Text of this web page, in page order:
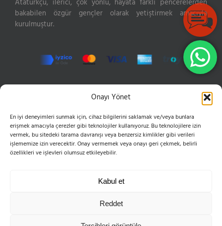
Onayı Yönet
En iyi deneyimleri sunmak için, cihaz bilgilerini saklamak ve/veya bunlara
erişmek amacıyla çerezler gibi teknolojiler kullanıyoruz. Bu teknolojilere izin
vermek, bu sitedeki tarama davranışı veya benzersiz kimlikler gibi verileri
işlememize izin verecektir. Onay vermemek veya onayı geri çekmek, belirli
özellikleri ve işlevleri olumsuz etkileyebilir.
Kabul et
Reddet
Atatürkçü, ilerici, çok yönlü, hayata farklı pencerelerden
bakabilen özgür gençler olarak yetiştirmek amacıyla
kurulmuştur.
Hızır Reis Sokak No: 16 34846 Cevizli Maltepe
Phone:0216 399 10 50
Mobile:0555 654 61 83
Email:bilgi@esvoleybol.com